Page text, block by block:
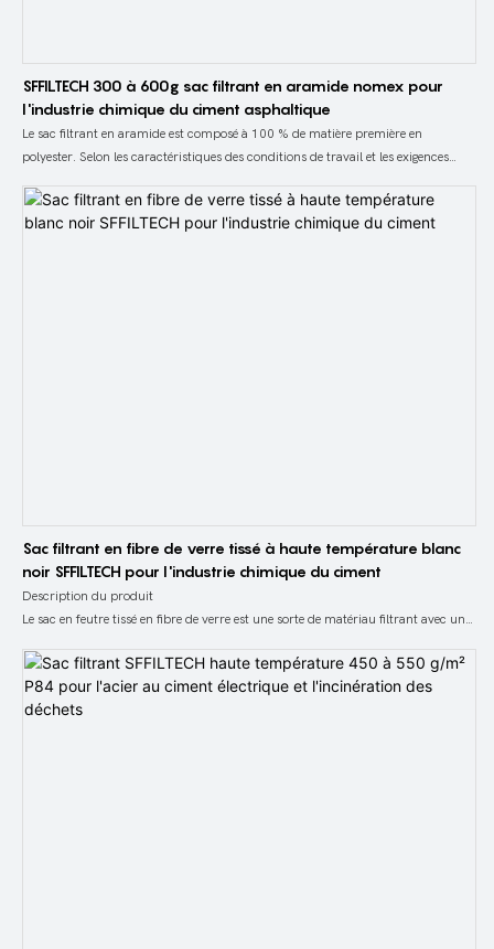
SFFILTECH 300 à 600g sac filtrant en aramide nomex pour
l'industrie chimique du ciment asphaltique
Le sac filtrant en aramide est composé à 100 % de matière première en
polyester. Selon les caractéristiques des conditions de travail et les exigences
sont adoptés. Mélangez des fibres d'aramide avec différents nombres de deniers
par aiguilletage, puis subissez un flambage, un thermofixage et un laminage
Sac filtrant en fibre de verre tissé à haute température blanc
noir SFFILTECH pour l'industrie chimique du ciment
Description du produit
Le sac en feutre tissé en fibre de verre est une sorte de matériau filtrant avec une
seulement les avantages du tissu en fibre de verre, tels que la résistance aux
températures élevées, la résistance à la corrosion, la stabilité dimensionnelle,
l'allongement et le retrait minimes et la haute résistance, mais possède